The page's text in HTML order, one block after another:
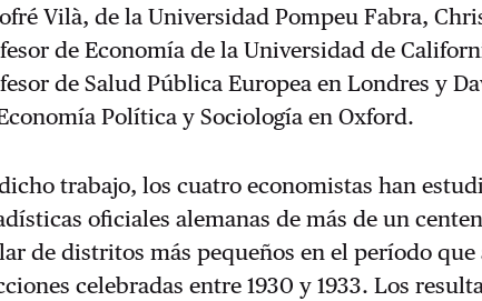
Vilà, de la Universidad Pompeu Fabra,
de Economía de la Universidad de
de Salud Pública Europea en Londres y
Política y Sociología en Oxford.
trabajo, los cuatro economistas han
oficiales alemanas de más de un
de distritos más pequeños en el período que
celebradas entre 1930 y 1933. Los